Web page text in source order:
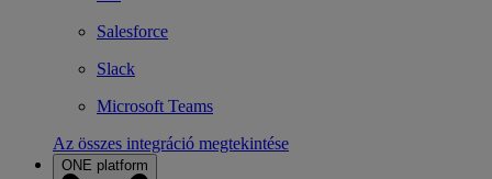
Salesforce
Slack
Microsoft Teams
Az összes integráció megtekintése
ONE platform